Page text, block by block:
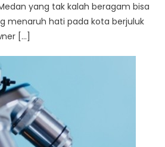
yang tak kalah beragam bisa
menaruh hati pada kota berjuluk
[…]